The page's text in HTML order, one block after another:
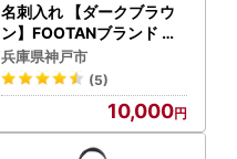
名刺入れ 【ダークブラウ
ン】FOOTANブランド 本
革名刺入れ
兵庫県神戸市
(5)
10,000